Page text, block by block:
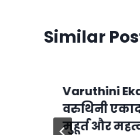
Similar
Varuthini
वरुथिनी
मुहूर्त और